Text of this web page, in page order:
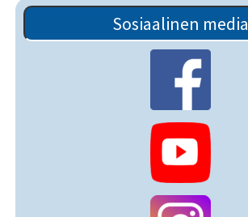
Sosiaalinen media